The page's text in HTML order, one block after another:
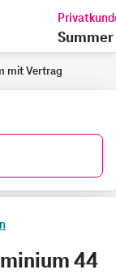
Cart
Summer
mit Vertrag
44